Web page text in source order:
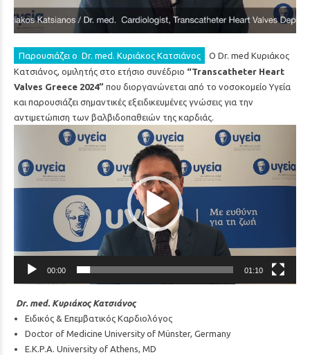
Παρουσιάζει ο Dr. med. Κυριάκος Κατσιάνος
Ο Dr. med Κυριάκος
Κατσιάνος, ομιλητής στο ετήσιο συνέδριο “Transcatheter Heart
Valves Greece 2024” που διοργανώνεται από το νοσοκομείο Υγεία
και παρουσιάζει σημαντικές εξειδικευμένες γνώσεις για την
αντιμετώπιση των βαλβιδοπαθειών της καρδιάς.
Πρόγραμμα
Αναπαραγωγής
Βίντεο
00:00 01:10
Dr. med. Κυριάκος Κατσιάνος
Ειδικός & Επεμβατικός Καρδιολόγος
Doctor of Medicine University of Münster, Germany
E.K.P.A. University of Athens, MD